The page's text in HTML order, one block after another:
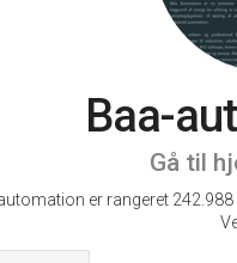
Baa-
Gå til
er rangeret 242.988